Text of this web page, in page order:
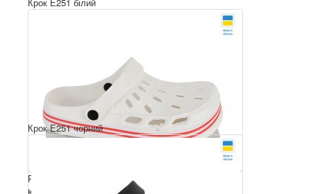
Розмірний ряд: 41-45
Крок Е251 чорний